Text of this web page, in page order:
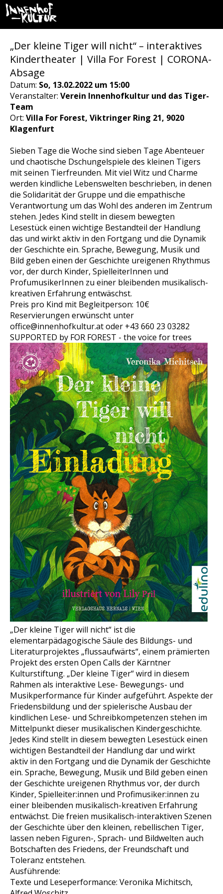
„Der kleine Tiger will nicht“ – interaktives
Kindertheater | Villa For Forest | CORONA-
Absage
Datum: So, 13.02.2022 um 15:00
Veranstalter: Verein Innenhofkultur und das Tiger-
Team
Ort: Villa For Forest, Viktringer Ring 21, 9020
Klagenfurt
Sieben Tage die Woche sind sieben Tage Abenteuer
und chaotische Dschungelspiele des kleinen Tigers
mit seinen Tierfreunden. Mit viel Witz und Charme
werden kindliche Lebenswelten beschrieben, in denen
die Solidarität der Gruppe und die empathische
Verantwortung um das Wohl des anderen im Zentrum
stehen. Jedes Kind stellt in diesem bewegten
Lesestück einen wichtige Bestandteil der Handlung
das und wirkt aktiv in den Fortgang und die Dynamik
der Geschichte ein. Sprache, Bewegung, Musik und
Bild geben einen der Geschichte ureigenen Rhythmus
vor, der durch Kinder, SpielleiterInnen und
ProfumusikerInnen zu einer bleibenden musikalisch-
kreativen Erfahrung entwäschst.
Preis pro Kind mit Begleitperson: 10€
Reservierungen erwünscht unter
office@innenhofkultur.at oder +43 660 23 03282
SUPPORTED by FOR FOREST - the voice for trees
„Der kleine Tiger will nicht“ ist die
elementarpädagogische Säule des Bildungs- und
Literaturprojektes „flussaufwärts“, einem prämierten
Projekt des ersten Open Calls der Kärntner
Kulturstiftung. „Der kleine Tiger“ wird in diesem
Rahmen als interaktive Lese- Bewegungs- und
Musikperformance für Kinder aufgeführt. Aspekte der
Friedensbildung und der spielerische Ausbau der
kindlichen Lese- und Schreibkompetenzen stehen im
Mittelpunkt dieser musikalischen Kindergeschichte.
Jedes Kind stellt in diesem bewegten Lesestück einen
wichtigen Bestandteil der Handlung dar und wirkt
aktiv in den Fortgang und die Dynamik der Geschichte
ein. Sprache, Bewegung, Musik und Bild geben einen
der Geschichte ureigenen Rhythmus vor, der durch
Kinder, Spielleiter:innen und Profimusiker:innen zu
einer bleibenden musikalisch-kreativen Erfahrung
entwächst. Die freien musikalisch-interaktiven Szenen
der Geschichte über den kleinen, rebellischen Tiger,
lassen neben Figuren-, Sprach- und Bildwelten auch
Botschaften des Friedens, der Freundschaft und
Toleranz entstehen.
Ausführende:
Texte und Leseperformance: Veronika Michitsch,